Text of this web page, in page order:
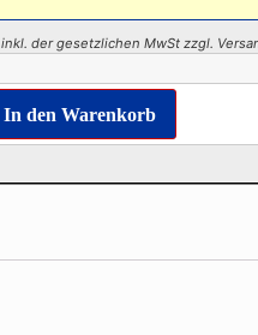
inkl. der gesetzlichen MwSt zzgl.